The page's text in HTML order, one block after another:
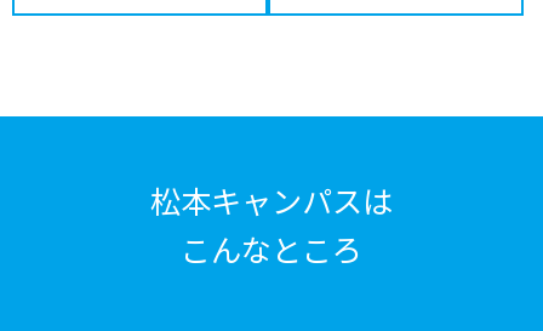
松本キャンパスは
こんなところ